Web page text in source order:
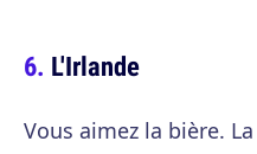
L'Irlande
Vous aimez la bière.